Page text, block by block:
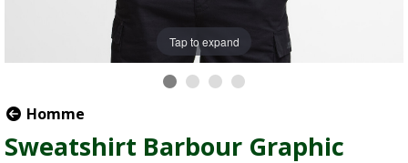
Tap to expand
Homme
Sweatshirt Barbour Graphic